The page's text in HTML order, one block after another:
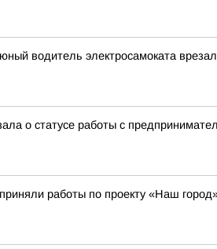
водитель электросамоката
о статусе работы с
работы по проекту «Наш